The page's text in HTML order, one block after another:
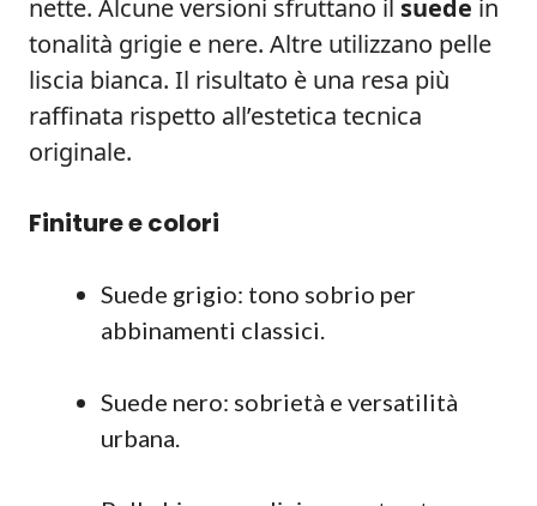
nette. Alcune versioni sfruttano il suede in
tonalità grigie e nere. Altre utilizzano pelle
liscia bianca. Il risultato è una resa più
raffinata rispetto all’estetica tecnica
originale.
Finiture e colori
Suede grigio: tono sobrio per
abbinamenti classici.
Suede nero: sobrietà e versatilità
urbana.